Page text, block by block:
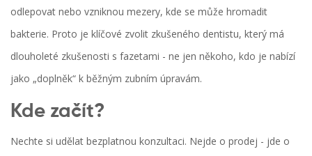
odlepovat nebo vzniknou mezery, kde se může hromadit
bakterie. Proto je klíčové zvolit zkušeného dentistu, který má
dlouholeté zkušenosti s fazetami - ne jen někoho, kdo je nabízí
jako „doplněk“ k běžným zubním úpravám.
Kde začít?
Nechte si udělat bezplatnou konzultaci. Nejde o prodej - jde o